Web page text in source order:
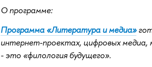
О программе:
Программа «Литература и медиа»
интернет-проектах, цифровых медиа,
- это «филология будущего».